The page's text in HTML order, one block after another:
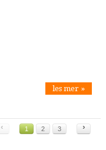
les mer »
‹ 1 2 3 ›